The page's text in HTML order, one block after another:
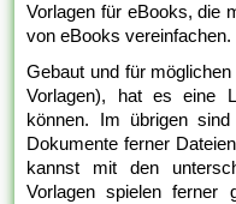
Vorlagen für eBooks, die
von eBooks vereinfachen.
Gebaut und für
Vorlagen), hat es eine
können. Im übrigen
Dokumente ferner
kannst mit den
Vorlagen spielen ferner